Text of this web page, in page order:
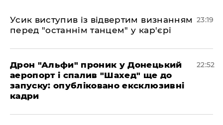
​Усик виступив із відвертим визнанням
перед "останнім танцем" у кар'єрі
23:19
​Дрон "Альфи" проник у Донецький
аеропорт і спалив "Шахед" ще до
запуску: опубліковано ексклюзивні
кадри
22:52